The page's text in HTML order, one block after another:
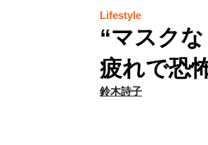
Lifestyle
“マスク
疲れで恐
鈴木詩子